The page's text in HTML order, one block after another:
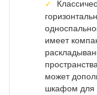
имеет
может
шкафом для